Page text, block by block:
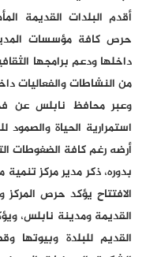
أقدم البلدات القديمة
حرص كافة مؤسسات
داخلها ودعم برامجها
من النشاطات والفعاليات
وعبر محافظ نابلس عن
استمرارية الحياة
أرضه رغم كافة الضغوطات
بدوره، ذكر مدير مركز
الافتتاح يؤكد حرص المركز
القديمة ومدينة نابلس،
القديم للبلدة وبيوتها